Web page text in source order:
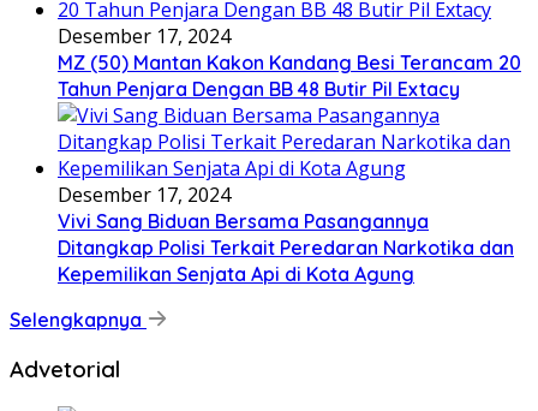
Desember 17, 2024
MZ (50) Mantan Kakon Kandang Besi Terancam 20
Tahun Penjara Dengan BB 48 Butir Pil Extacy
Desember 17, 2024
Vivi Sang Biduan Bersama Pasangannya
Ditangkap Polisi Terkait Peredaran Narkotika dan
Kepemilikan Senjata Api di Kota Agung
Selengkapnya
Advetorial